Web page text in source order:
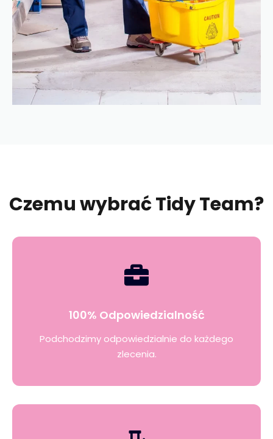
Czemu wybrać Tidy Team?
100% Odpowiedzialność
Podchodzimy odpowiedzialnie do każdego
zlecenia.